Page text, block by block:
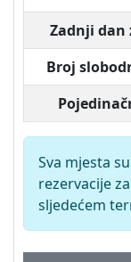
Zadnji dan
Broj
Sva mjesta
rezervacije
sljedećem